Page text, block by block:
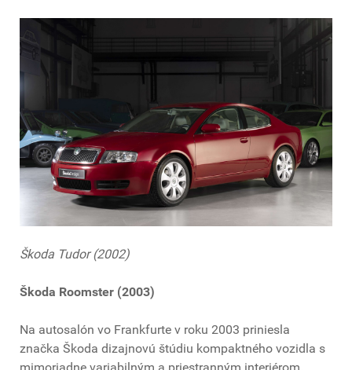
Škoda Tudor (2002)
Škoda Roomster (2003)
Na autosalón vo Frankfurte v roku 2003 priniesla
značka Škoda dizajnovú štúdiu kompaktného vozidla s